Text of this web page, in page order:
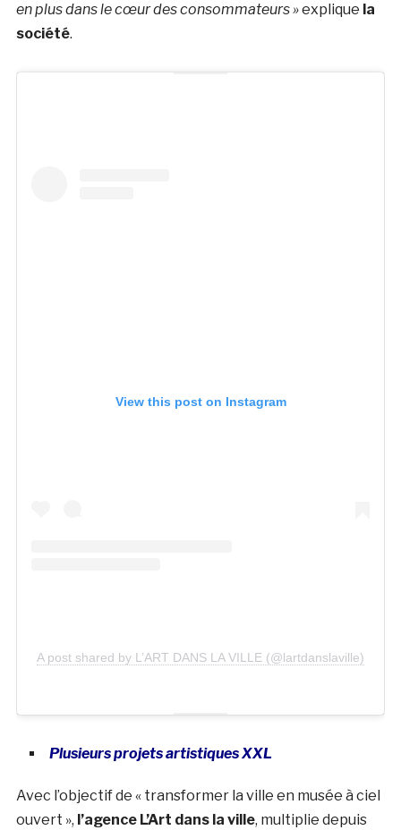
en plus dans le cœur des consommateurs »explique la
société.
View this post on Instagram
A post shared by L’ART DANS LA VILLE (@lartdanslaville)
Plusieurs projets artistiques XXL
Avec l’objectif de « transformer la ville en musée à ciel
ouvert », l’agence L’Art dans la ville, multiplie depuis